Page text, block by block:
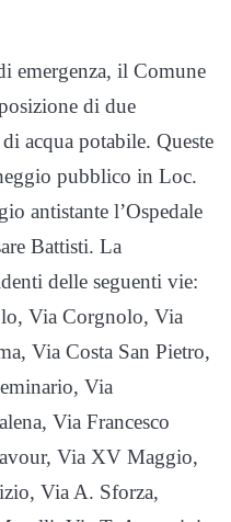
emergenza, il Comune
di due
acqua potabile. Queste
pubblico in Loc.
antistante l’Ospedale
Battisti. La
delle seguenti vie:
Via Corgnolo, Via
Via Costa San Pietro,
Via
Via Francesco
Via XV Maggio,
Via A. Sforza,